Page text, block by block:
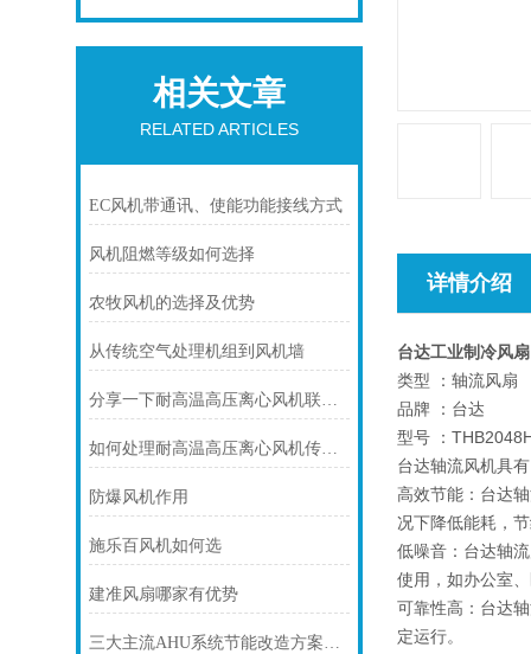
相关文章
RELATED ARTICLES
EC风机带通讯、使能功能接线方式
风机阻燃等级如何选择
农牧风机的选择及优势
从传统空气处理机组到风机墙
分享一下耐高温高压离心风机联轴器的调整校正步骤
如何处理耐高温高压离心风机传动部位磨损的情况？
防爆风机作用
施乐百风机如何选
建准风扇哪家有优势
三大主流AHU系统节能改造方案解析
详情介绍
台达工业制冷风
类型 ：轴流风扇
品牌 ：台达
型号 ：
台达轴流风机具
高效节能：台达
况下降低能耗，
低噪音：台达轴
使用，如办公室
可靠性高：台达
定运行。